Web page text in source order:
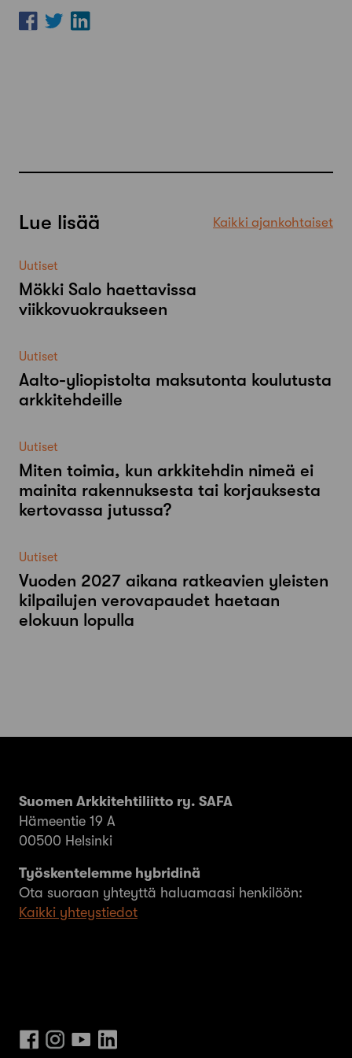
Lue lisää Kaikki ajankohtaiset
Uutiset
Mökki Salo haettavissa
viikkovuokraukseen
Uutiset
Aalto-​yliopistolta maksutonta koulutusta
arkkitehdeille
Uutiset
Miten toimia, kun arkkitehdin nimeä ei
mainita rakennuksesta tai korjauksesta
kertovassa jutussa?
Uutiset
Vuoden 2027 aikana ratkeavien yleisten
kilpailujen verovapaudet haetaan
elokuun lopulla
Suomen Arkkitehtiliitto ry. SAFA
Hämeentie 19 A
00500 Helsinki
Työskentelemme hybridinä
Ota suoraan yhteyttä haluamaasi henkilöön:
Kaikki yhteystiedot